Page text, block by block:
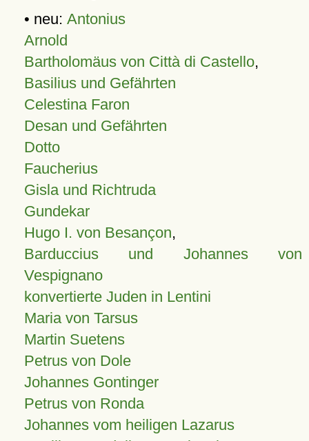
• neu: Antonius
Arnold
Bartholomäus von Città di Castello,
Basilius und Gefährten
Celestina Faron
Desan und Gefährten
Dotto
Faucherius
Gisla und Richtruda
Gundekar
Hugo I. von Besançon,
Barduccius und Johannes von
Vespignano
konvertierte Juden in Lentini
Maria von Tarsus
Martin Suetens
Petrus von Dole
Johannes Gontinger
Petrus von Ronda
Johannes vom heiligen Lazarus